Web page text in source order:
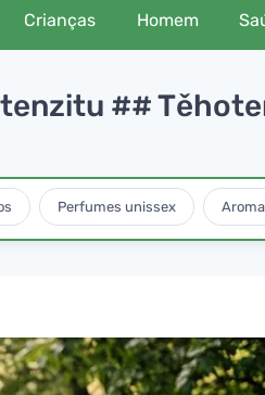
Crianças Homem
##
Perfumes unissex